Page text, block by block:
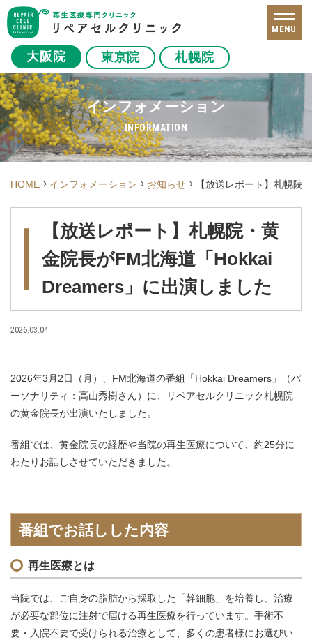
大阪院 東京院 札幌院
MENU
インフォメーション
INFORMATION
HOME インフォメーション お知らせ 【放送レポート】札幌院
【放送レポート】札幌院・黄
金院長がFM北海道「Hokkai
Dreamers」に出演しました
2026.03.04
2026年3月2日（月）、FM北海道の番組「Hokkai Dreamers」（パ
ーソナリティ：高山秀樹さん）に、リペアセルクリニック札幌院
の黄金院長が出演いたしました。
番組では、黄金院長の経歴や当院の再生医療について、約25分に
わたりお話しさせていただきました。
番組でお話しした内容
再生医療とは
当院では、ご自身の脂肪から採取した「幹細胞」を培養し、治療
が必要な部位に注射で届ける再生医療を行っています。手術不
要・入院不要で受けられる治療として、多くの患者様にお選びい